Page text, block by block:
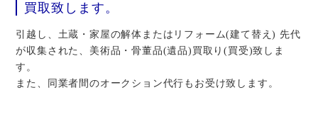
買取致します。
引越し、土蔵・家屋の解体またはリフォーム(建て替え) 先代
が収集された、美術品・骨董品(遺品)買取り(買受)致しま
す。
また、同業者間のオークション代行もお受け致します。